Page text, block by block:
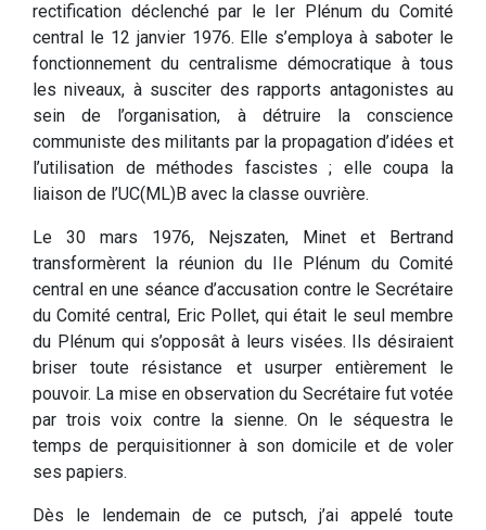
rectification déclenché par le Ier Plénum du Comité
central le 12 janvier 1976. Elle s’employa à saboter le
fonctionnement du centralisme démocratique à tous
les niveaux, à susciter des rapports antagonistes au
sein de l’organisation, à détruire la conscience
communiste des militants par la propagation d’idées et
l’utilisation de méthodes fascistes ; elle coupa la
liaison de l’UC(ML)B avec la classe ouvrière.
Le 30 mars 1976, Nejszaten, Minet et Bertrand
transformèrent la réunion du IIe Plénum du Comité
central en une séance d’accusation contre le Secrétaire
du Comité central, Eric Pollet, qui était le seul membre
du Plénum qui s’opposât à leurs visées. Ils désiraient
briser toute résistance et usurper entièrement le
pouvoir. La mise en observation du Secrétaire fut votée
par trois voix contre la sienne. On le séquestra le
temps de perquisitionner à son domicile et de voler
ses papiers.
Dès le lendemain de ce putsch, j’ai appelé toute